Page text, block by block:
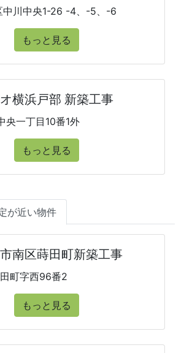
中川中央1-26 -4、-5、-6
もっと見る
横浜戸部 新築工事
央一丁目10番1外
もっと見る
が近い物件
南区蒔田町新築工事
町字西96番2
もっと見る